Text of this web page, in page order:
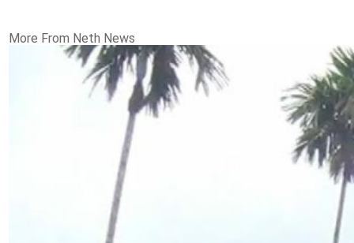
More From Neth News